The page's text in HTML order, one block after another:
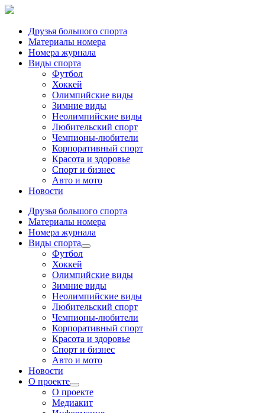
Друзья большого спорта
Материалы номера
Номера журнала
Виды спорта
Футбол
Хоккей
Олимпийские виды
Зимние виды
Неолимпийские виды
Любительский спорт
Чемпионы-любители
Корпоративный спорт
Красота и здоровье
Спорт и бизнес
Авто и мото
Новости
Друзья большого спорта
Материалы номера
Номера журнала
Виды спорта
Футбол
Хоккей
Олимпийские виды
Зимние виды
Неолимпийские виды
Любительский спорт
Чемпионы-любители
Корпоративный спорт
Красота и здоровье
Спорт и бизнес
Авто и мото
Новости
О проекте
О проекте
Медиакит